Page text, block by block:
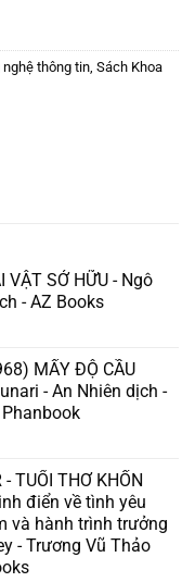
nghệ thông tin, Sách Khoa
VẬT SỞ HỮU - Ngô
- AZ Books
₫.
MẤY ĐỘ CẦU
- An Nhiên dịch -
₫.
- TUỔI THƠ KHỐN
điển về tình yêu
và hành trình trưởng
- Trương Vũ Thảo